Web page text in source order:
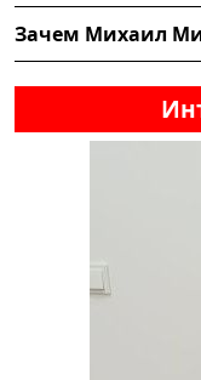
Зачем Михаил